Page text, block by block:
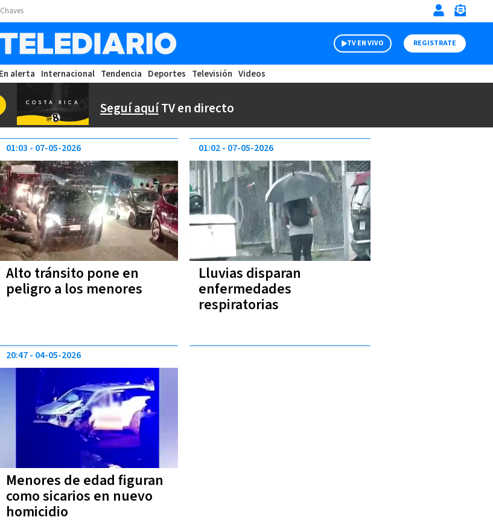
TV EN VIVO REGISTRATE
En alerta Internacional Tendencia Deportes Televisión Videos
Seguí aquíTV en directo
Alto tránsito pone en
peligro a los menores
01:03 07-05-2026
Lluvias disparan
enfermedades
respiratorias
01:02 07-05-2026
Menores de edad figuran
como sicarios en nuevo
homicidio
20:47 04-05-2026